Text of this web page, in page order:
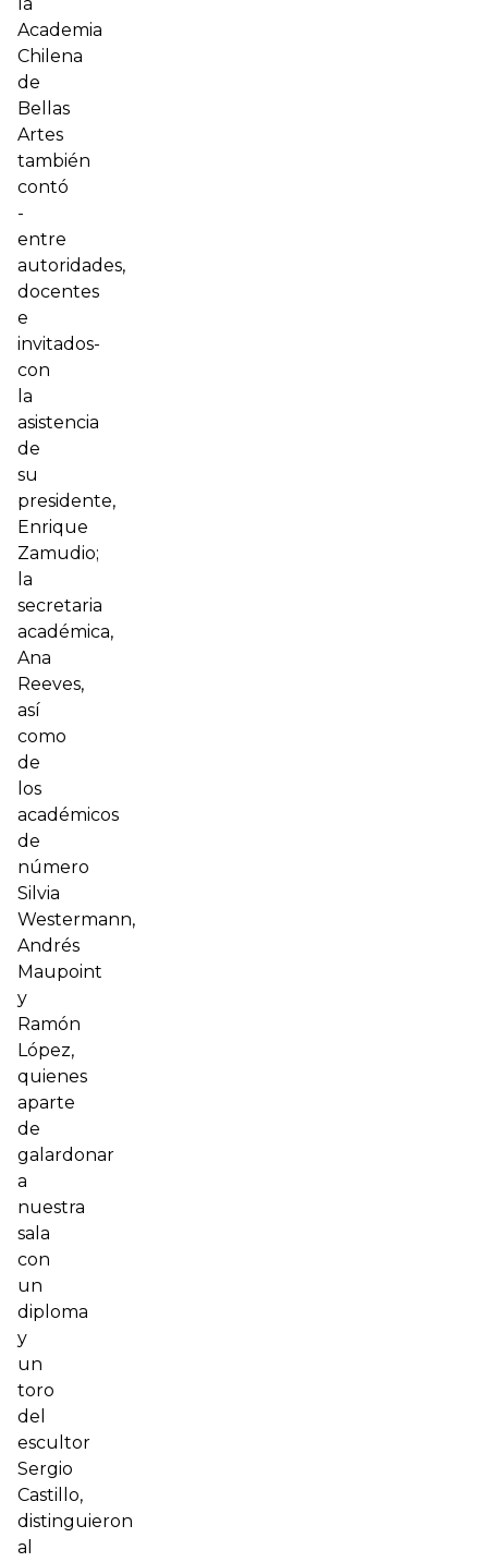
la
Academia
Chilena
de
Bellas
Artes
también
contó
-
entre
autoridades,
docentes
e
invitados-
con
la
asistencia
de
su
presidente,
Enrique
Zamudio;
la
secretaria
académica,
Ana
Reeves,
así
como
de
los
académicos
de
número
Silvia
Westermann,
Andrés
Maupoint
y
Ramón
López,
quienes
aparte
de
galardonar
a
nuestra
sala
con
un
diploma
y
un
toro
del
escultor
Sergio
Castillo,
distinguieron
al